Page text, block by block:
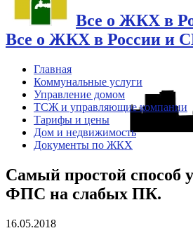
Все о ЖКХ в
Все о ЖКХ в России и
Главная
Коммунальные услуги
Управление домом
ТСЖ и управляющие компании
Тарифы и цены
Дом и недвижимость
Документы по ЖКХ
Самый простой способ
ФПС на слабых ПК.
16.05.2018